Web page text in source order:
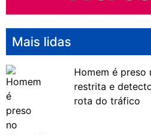
Mais lidas
Homem é preso
restrita e
rota do tráfico